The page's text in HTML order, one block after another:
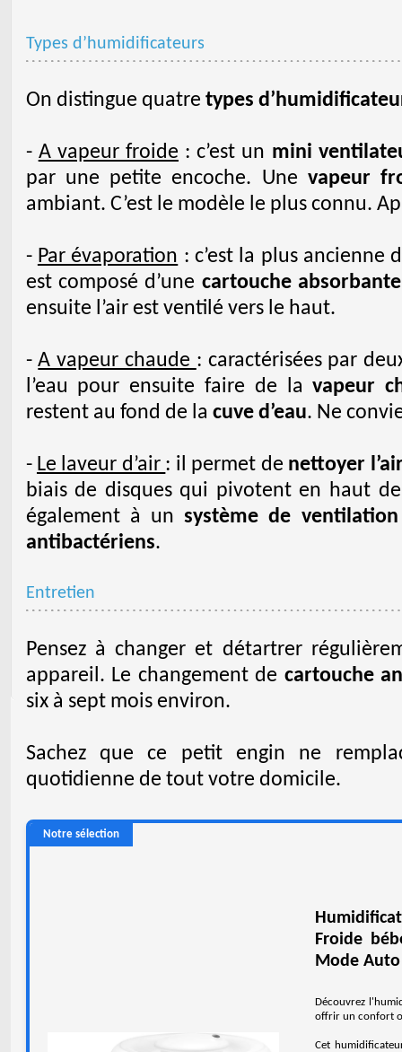
Types d’humidificateurs
On distingue quatre types
- A vapeur froide : c’est un mini
par une petite encoche. Une vapeur
ambiant. C’est le modèle le plus connu.
- Par évaporation : c’est la plus ancienne
est composé d’une cartouche absorbante
ensuite l’air est ventilé vers le haut.
-A vapeur chaude : caractérisées par
l’eau pour ensuite faire de lavapeur
restent au fond de la cuve d’eau. Ne
- Le laveur d’air : il permet de nettoyer
biais de disques qui pivotent en haut
également à unsystème de ventilation
antibactériens.
Entretien
Pensez à changer et détartrer
appareil. Le changement de cartouche
six à sept mois environ.
Sachez que ce petit engin ne
quotidienne de tout votre domicile.
Notre sélection
Froide
Mode Auto
Découvrez
offrir un confort
Cet